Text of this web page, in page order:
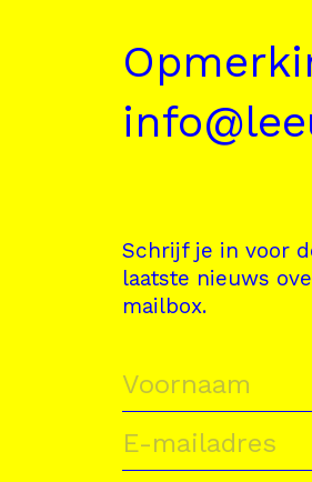
Schrijf je in voor
laatste nieuws
mailbox.